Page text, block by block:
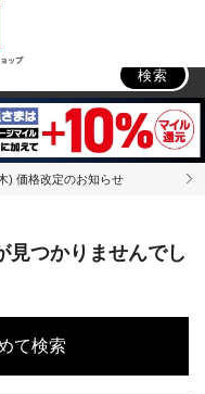
ップ
検索
) 価格改定のお知らせ
見つかりませんでし
て検索